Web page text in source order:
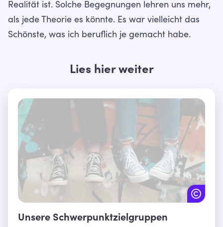
Realität ist. Solche Begegnungen lehren uns mehr,
als jede Theorie es könnte. Es war vielleicht das
Schönste, was ich beruflich je gemacht habe.
Lies hier weiter
Unsere Schwerpunktzielgruppen